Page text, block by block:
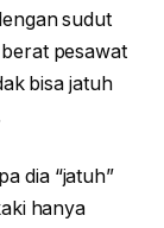
sudut
pesawat
bisa jatuh
dia “jatuh”
hanya